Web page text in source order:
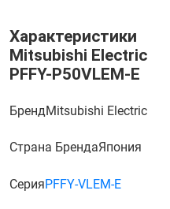
Характеристики
Mitsubishi Electric
PFFY-P50VLEM-E
БрендMitsubishi Electric
Страна БрендаЯпония
СерияPFFY-VLEM-E